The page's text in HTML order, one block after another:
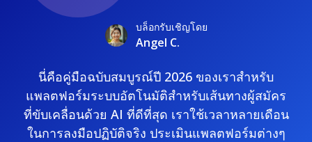
บล็อกรับเชิญโดย
Angel C.
นี่คือคู่มือฉบับสมบูรณ์ปี 2026 ของเราสำหรับ
แพลตฟอร์มระบบอัตโนมัติสำหรับเส้นทางผู้สมัคร
ที่ขับเคลื่อนด้วย AI ที่ดีที่สุด เราใช้เวลาหลายเดือน
ในการลงมือปฏิบัติจริง ประเมินแพลตฟอร์มต่างๆ